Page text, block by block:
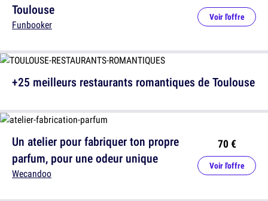
Toulouse
Funbooker
Voir l'offre
Un atelier pour fabriquer ton propre
parfum, pour une odeur unique
Wecandoo
70 €
Voir l'offre
+25 meilleurs restaurants romantiques de Toulouse